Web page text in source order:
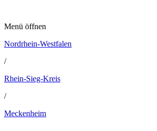
Menü öffnen
Nordrhein-Westfalen
/
Rhein-Sieg-Kreis
/
Meckenheim